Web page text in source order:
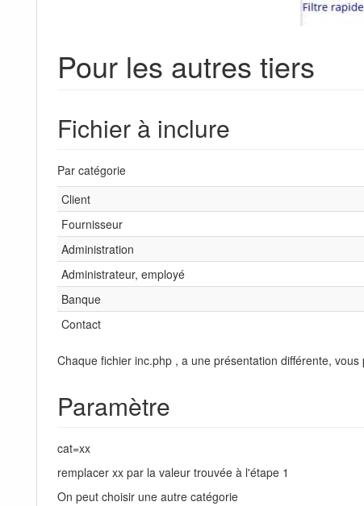
Pour les autres tiers
Fichier à inclure
Par catégorie
Client
Fournisseur
Administration
Administrateur, employé
Banque
Contact
Chaque fichier inc.php , a une présentation différente,
Paramètre
cat=xx
remplacer xx par la valeur trouvée à l'étape 1
On peut choisir une autre catégorie